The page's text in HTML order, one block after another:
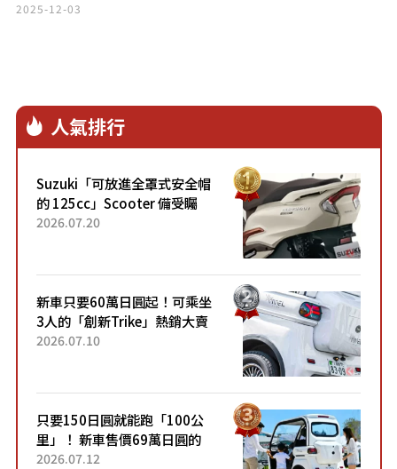
2025-12-03
人氣排行
Suzuki「可放進全罩式安全帽
的 125cc」Scooter 備受矚
目！採用全新流線設計與各項
2026.07.20
新車只要60萬日圓起！可乘坐
3人的「創新Trike」熱銷大賣
成為人氣車款！「養車成本真
2026.07.10
只要150日圓就能跑「100公
里」！ 新車售價69萬日圓的
「3人座」Trike大受歡迎！ 順
2026.07.12